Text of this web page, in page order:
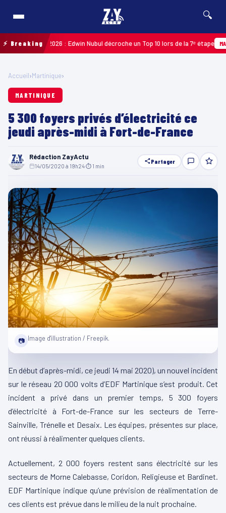
🔍
⚡ Breaking2026 : Edwin Nubul décroche un Top 10 lors de la 7ᵉ étape
Accueil›Martinique›
MARTINIQUE
5 300 foyers privés d’électricité ce
jeudi après-midi à Fort-de-France
Rédaction ZayActu
14/05/2020 à 19h24⏱ 1 min
Partager
📷 Image d'illustration / Freepik.
En début d’après-midi, ce jeudi 14 mai 2020), un nouvel incident
sur le réseau 20 000 volts d’EDF Martinique s’est produit. Cet
incident a privé dans un premier temps, 5 300 foyers
d’électricité à Fort-de-France sur les secteurs de Terre-
Sainville, Trénelle et Desaix. Les équipes, présentes sur place,
ont réussi à réalimenter quelques clients.
Actuellement, 2 000 foyers restent sans électricité sur les
secteurs de Morne Calebasse, Coridon, Religieuse et Bardinet.
EDF Martinique indique qu’une prévision de réalimentation de
ces clients est prévue dans le milieu de la nuit prochaine.